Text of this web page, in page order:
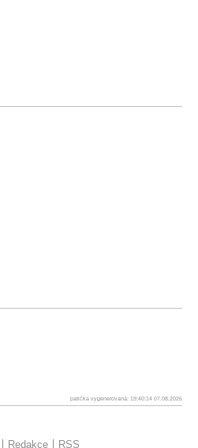
patička vygenerovaná: 19:40:14 07.08.2026
Redakce RSS